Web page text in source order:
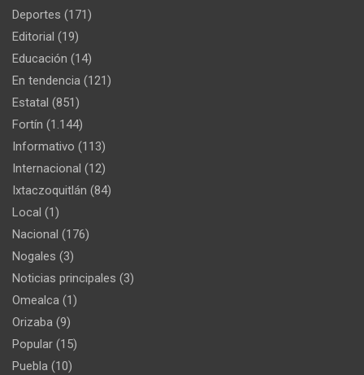
Deportes (171)
Editorial (19)
Educación (14)
En tendencia (121)
Estatal (851)
Fortín (1.144)
Informativo (113)
Internacional (12)
Ixtaczoquitlán (84)
Local (1)
Nacional (176)
Nogales (3)
Noticias principales (3)
Omealca (1)
Orizaba (9)
Popular (15)
Puebla (10)